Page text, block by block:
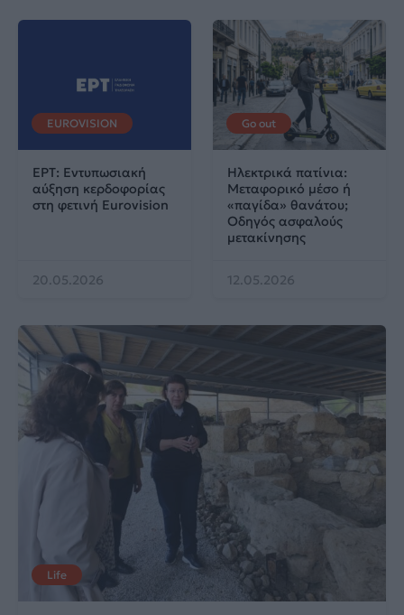
EUROVISION
ΕΡΤ: Εντυπωσιακή
αύξηση κερδοφορίας
στη φετινή Eurovision
20.05.2026
Go out
Ηλεκτρικά πατίνια:
Μεταφορικό μέσο ή
«παγίδα» θανάτου;
Οδηγός ασφαλούς
μετακίνησης
12.05.2026
Life